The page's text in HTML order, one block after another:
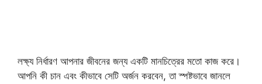
লক্ষ্য নির্ধারণ আপনার জীবনের জন্য একটি মানচিত্রের মতো কাজ করে।
আপনি কী চান এবং কীভাবে সেটি অর্জন করবেন, তা স্পষ্টভাবে জানলে